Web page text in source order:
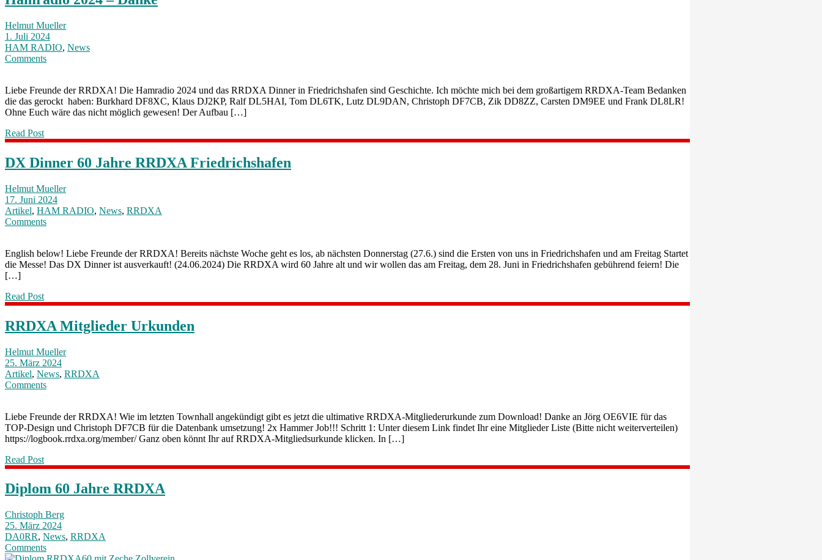
Helmut Mueller
1. Juli 2024
HAM RADIO, News
Comments
Liebe Freunde der RRDXA! Die Hamradio 2024 und das RRDXA Dinner in Friedrichshafen sind Geschichte. Ich möchte mich bei dem großartigem RRDXA-Team Bedanken
die das gerockt haben: Burkhard DF8XC, Klaus DJ2KP, Ralf DL5HAI, Tom DL6TK, Lutz DL9DAN, Christoph DF7CB, Zik DD8ZZ, Carsten DM9EE und Frank DL8LR!
Ohne Euch wäre das nicht möglich gewesen! Der Aufbau […]
Read Post
DX Dinner 60 Jahre RRDXA Friedrichshafen
Helmut Mueller
17. Juni 2024
Artikel, HAM RADIO, News, RRDXA
Comments
English below! Liebe Freunde der RRDXA! Bereits nächste Woche geht es los, ab nächsten Donnerstag (27.6.) sind die Ersten von uns in Friedrichshafen und am Freitag Startet
die Messe! Das DX Dinner ist ausverkauft! (24.06.2024) Die RRDXA wird 60 Jahre alt und wir wollen das am Freitag, dem 28. Juni in Friedrichshafen gebührend feiern! Die
[…]
Read Post
RRDXA Mitglieder Urkunden
Helmut Mueller
25. März 2024
Artikel, News, RRDXA
Comments
Liebe Freunde der RRDXA! Wie im letzten Townhall angekündigt gibt es jetzt die ultimative RRDXA-Mitgliederurkunde zum Download! Danke an Jörg OE6VIE für das
TOP-Design und Christoph DF7CB für die Datenbank umsetzung! 2x Hammer Job!!! Schritt 1: Unter diesem Link findet Ihr eine Mitglieder Liste (Bitte nicht weiterverteilen)
https://logbook.rrdxa.org/member/ Ganz oben könnt Ihr auf RRDXA-Mitgliedsurkunde klicken. In […]
Read Post
Diplom 60 Jahre RRDXA
Christoph Berg
25. März 2024
DA0RR, News, RRDXA
Comments